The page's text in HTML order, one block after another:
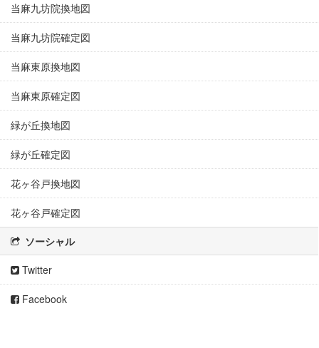
当麻九坊院換地図
当麻九坊院確定図
当麻東原換地図
当麻東原確定図
緑が丘換地図
緑が丘確定図
花ヶ谷戸換地図
花ヶ谷戸確定図
ソーシャル
Twitter
Facebook